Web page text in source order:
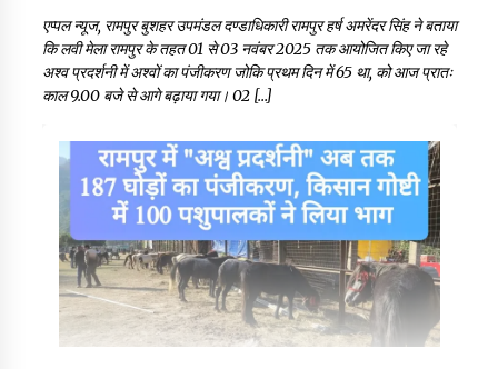
एप्पल न्यूज, रामपुर बुशहर उपमंडल दण्डाधिकारी रामपुर हर्ष अमरेंदर सिंह ने बताया
कि लवी मेला रामपुर के तहत 01 से 03 नवंबर 2025 तक आयोजित किए जा रहे
अश्व प्रदर्शनी में अश्वों का पंजीकरण जोकि प्रथम दिन में 65 था, को आज प्रातः
काल 9.00 बजे से आगे बढ़ाया गया। 02 […]